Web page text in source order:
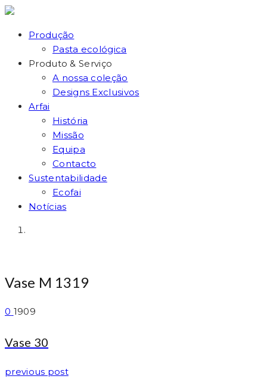
Produção
Pasta ecológica
Produto & Serviço
A nossa coleção
Designs Exclusivos
Arfai
História
Missão
Equipa
Contacto
Sustentabilidade
Ecofai
Notícias
Vase M 1319
0 1909
Vase 30
previous post